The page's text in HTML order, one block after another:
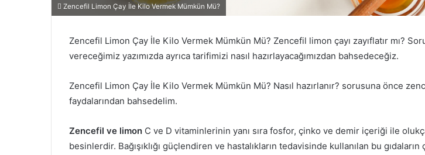
Zencefil Limon Çay İle Kilo Vermek Mümkün Mü?
Zencefil Limon Çay İle Kilo Vermek Mümkün Mü? Zencefil limon çayı zayıflatır mı?
vereceğimiz yazımızda ayrıca tarifimizi nasıl hazırlayacağımızdan bahsedeceğiz.
Zencefil Limon Çay İle Kilo Vermek Mümkün Mü? Nasıl hazırlanır? sorusuna önce
faydalarından bahsedelim.
Zencefil ve limon C ve D vitaminlerinin yanı sıra fosfor, çinko ve demir içeriği ile
besinlerdir. Bağışıklığı güçlendiren ve hastalıkların tedavisinde kullanılan bu gıdaların